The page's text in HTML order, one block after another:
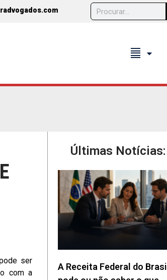
format_align_justify
ser
com a
Últimas Notícias:
A Receita Federal do Brasil